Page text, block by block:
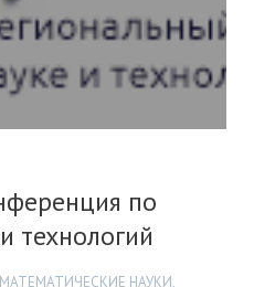
по
технологий
НАУКИ,